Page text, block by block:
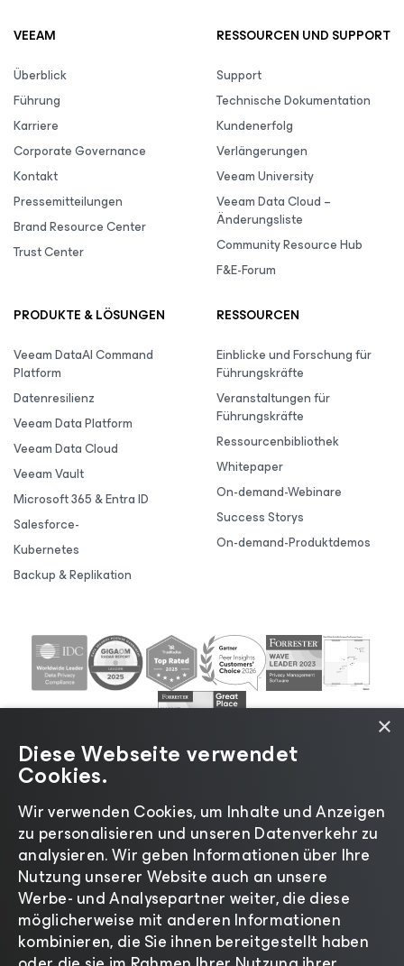
VEEAM
Überblick
Führung
Karriere
Corporate Governance
Kontakt
Pressemitteilungen
Brand Resource Center
Trust Center
RESSOURCEN UND SUPPORT
Support
Technische Dokumentation
Kundenerfolg
Verlängerungen
Veeam University
Veeam Data Cloud –
Änderungsliste
Community Resource Hub
F&E-Forum
PRODUKTE & LÖSUNGEN
Veeam DataAI Command
Platform
Datenresilienz
Veeam Data Platform
Veeam Data Cloud
Veeam Vault
Microsoft 365 & Entra ID
Salesforce-
Kubernetes
Backup & Replikation
RESSOURCEN
Einblicke und Forschung für
Führungskräfte
Veranstaltungen für
Führungskräfte
Ressourcenbibliothek
Whitepaper
On-demand-Webinare
Success Storys
On-demand-Produktdemos
©2026 Veeam® Software |Datenschutzrichtlinie|
Cookies|Rechtliches |Lizenzierungsrichtlinie|
Lieferanten-Ressourcen| Impressum
×
Diese Webseite verwendet
Cookies.
Wir verwenden Cookies, um Inhalte und Anzeigen
zu personalisieren und unseren Datenverkehr zu
analysieren. Wir geben Informationen über Ihre
Nutzung unserer Website auch an unsere
Werbe- und Analysepartner weiter, die diese
möglicherweise mit anderen Informationen
kombinieren, die Sie ihnen bereitgestellt haben